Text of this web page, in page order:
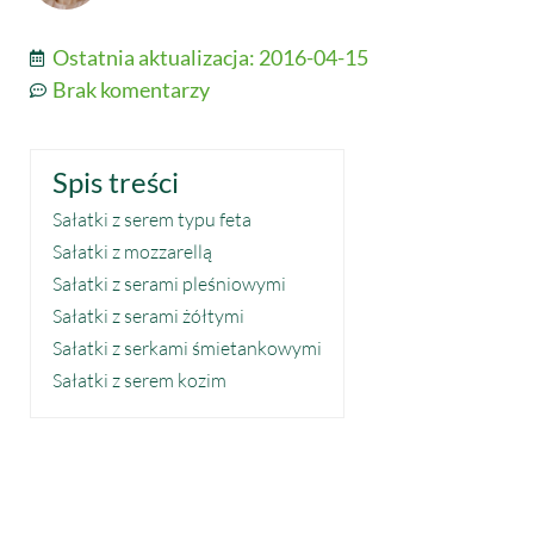
Ostatnia aktualizacja: 2016-04-15
Brak komentarzy
Spis treści
Sałatki z serem typu feta
Sałatki z mozzarellą
Sałatki z serami pleśniowymi
Sałatki z serami żółtymi
Sałatki z serkami śmietankowymi
Sałatki z serem kozim